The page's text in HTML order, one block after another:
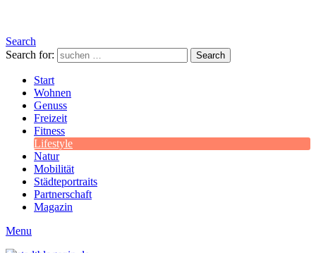
Search
Search for:
Search
Start
Wohnen
Genuss
Freizeit
Fitness
Lifestyle
Natur
Mobilität
Städteportraits
Partnerschaft
Magazin
Menu